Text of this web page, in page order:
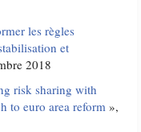
les règles
et
2018
risk sharing with
to euro area reform »,